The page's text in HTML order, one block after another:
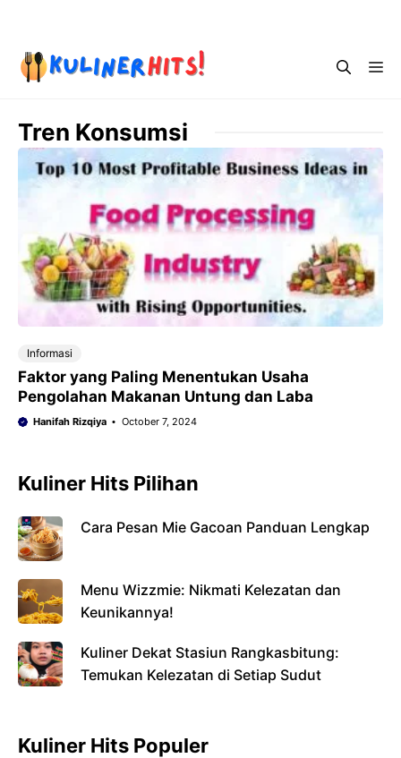
content
Tren Konsumsi
Informasi
Faktor yang Paling Menentukan Usaha
Pengolahan Makanan Untung dan Laba
Hanifah Rizqiya October 7, 2024
Kuliner Hits Pilihan
Cara Pesan Mie Gacoan Panduan Lengkap
Menu Wizzmie: Nikmati Kelezatan dan
Keunikannya!
Kuliner Dekat Stasiun Rangkasbitung:
Temukan Kelezatan di Setiap Sudut
Kuliner Hits Populer